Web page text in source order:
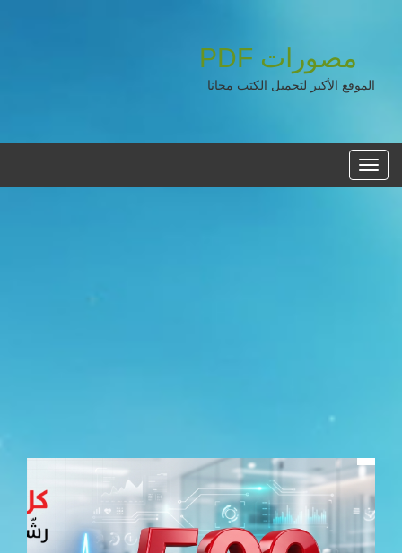
مصورات PDF
الموقع الأكبر لتحميل الكتب مجانا
القائمه
الرئيسية